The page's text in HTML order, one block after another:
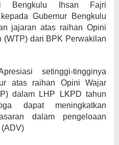
Bengkulu Ihsan Fajri
Gubernur Bengkulu
jajaran atas raihan Opini
(WTP) dari BPK Perwakilan
setinggi-tingginya
atas raihan Opini Wajar
dalam LHP LKPD tahun
dapat meningkatkan
dalam pengeloaan
(ADV)